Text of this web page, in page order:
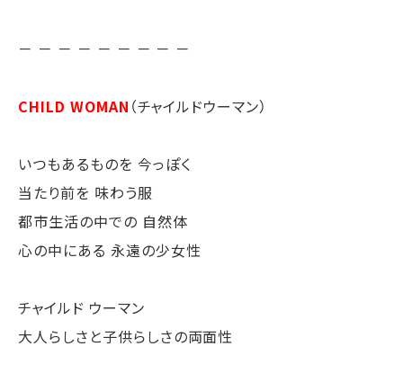
－ － － － － － － － －
CHILD WOMAN （チャイルドウーマン）
いつもあるものを 今っぽく
当たり前を 味わう服
都市生活の中での 自然体
心の中にある 永遠の少女性
チャイルド ウーマン
大人らしさと子供らしさの両面性